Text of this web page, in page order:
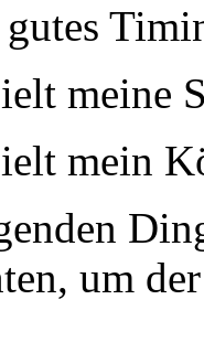
meine
mein
um